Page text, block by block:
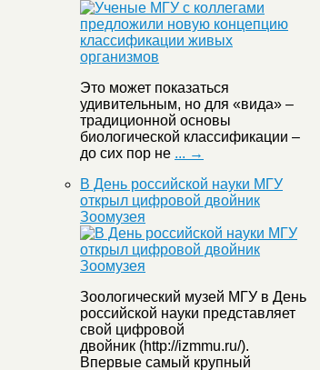
Это может показаться
удивительным, но для «вида» –
традиционной основы
биологической классификации –
до сих пор не ... →
В День российской науки МГУ
открыл цифровой двойник
Зоомузея
Зоологический музей МГУ в День
российской науки представляет
свой цифровой
двойник (http://izmmu.ru/).
Впервые самый крупный